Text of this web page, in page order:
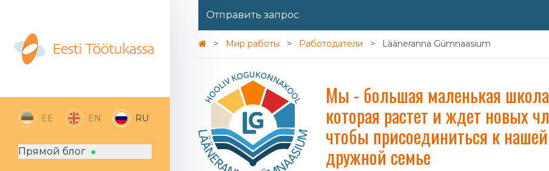
EE EN RU
Прямой блог
Отправить запрос
Мир работы Работодатели Lääneranna Gümnaasium
Мы - большая маленькая
которая растет и ждет новых
чтобы присоединиться к нашей
дружной семье